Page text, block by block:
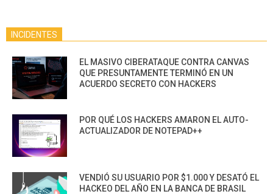
INCIDENTES
EL MASIVO CIBERATAQUE CONTRA CANVAS
QUE PRESUNTAMENTE TERMINÓ EN UN
ACUERDO SECRETO CON HACKERS
POR QUÉ LOS HACKERS AMARON EL AUTO-
ACTUALIZADOR DE NOTEPAD++
VENDIÓ SU USUARIO POR $1.000 Y DESATÓ EL
HACKEO DEL AÑO EN LA BANCA DE BRASIL